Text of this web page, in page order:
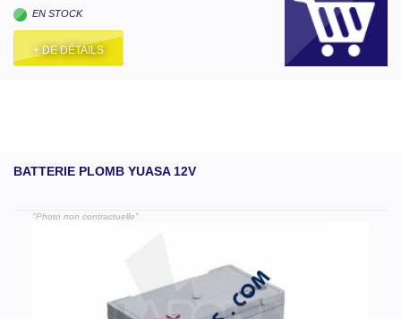
EN STOCK
+ DE DÉTAILS
BATTERIE PLOMB YUASA 12V
"Photo non contractuelle"